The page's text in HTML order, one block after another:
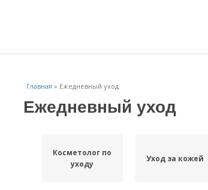
Главная » Ежедневный уход
Ежедневный уход
Косметолог по
уходу
Уход за кожей